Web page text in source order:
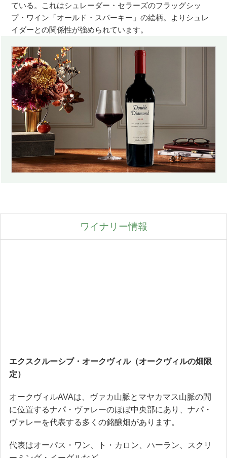
ている。これはシュレーダー・セラーズのフラッグシッ
プ・ワイン「オールド・スパーキー」の絵柄。よりシュレ
イダーとの関係性が強められています。
ワイナリー情報
エクスクルーシブ・オークヴィル（オークヴィルの畑限
定）
オークヴィルAVAは、ヴァカ山脈とマヤカマス山脈の間
に位置するナパ・ヴァレーのほぼ中央部にあり、ナパ・
ヴァレーを代表する多くの銘醸畑があります。
代表はオーパス・ワン、ト・カロン、ハーラン、スクリ